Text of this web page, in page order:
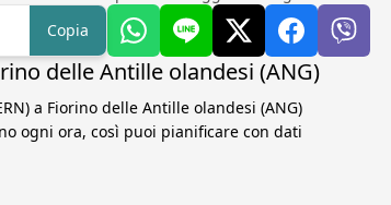
Copia
delle Antille olandesi (ANG)
a Fiorino delle Antille olandesi (ANG)
ogni ora, così puoi pianificare con dati